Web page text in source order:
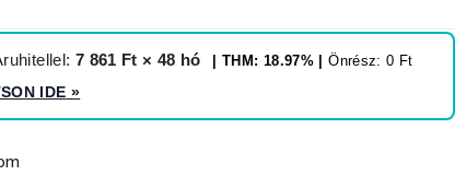
7 861 Ft × 48 hó | THM: 18.97% |Önrész: 0 Ft
IDE »